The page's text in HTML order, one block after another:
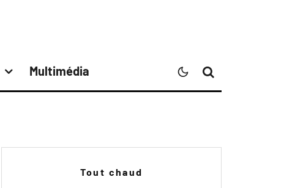
Multimédia
Tout chaud